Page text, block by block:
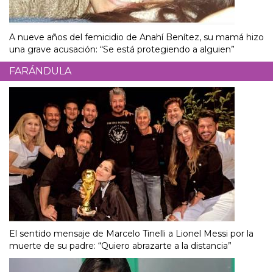
A nueve años del femicidio de Anahí Benítez, su mamá hizo
una grave acusación: “Se está protegiendo a alguien”
FARÁNDULA
El sentido mensaje de Marcelo Tinelli a Lionel Messi por la
muerte de su padre: “Quiero abrazarte a la distancia”